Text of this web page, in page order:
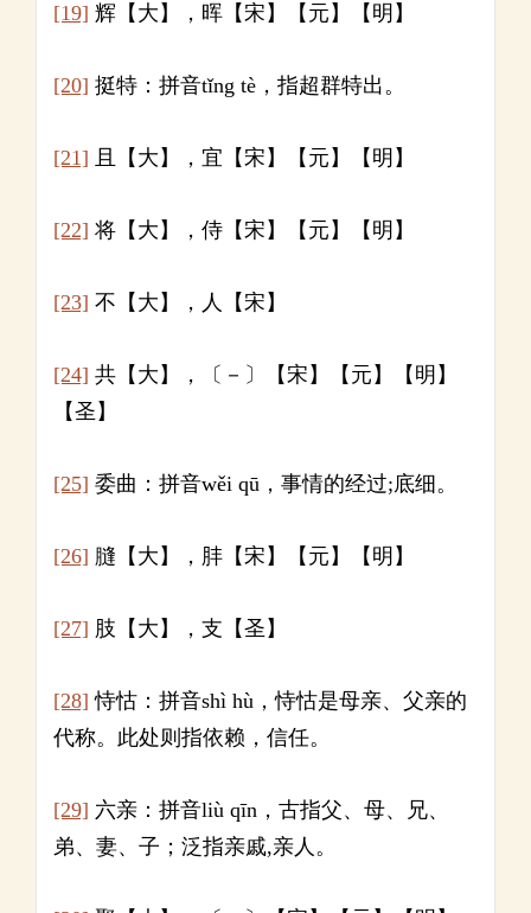
[19] 辉【大】，晖【宋】【元】【明】
[20] 挺特：拼音tǐng tè，指超群特出。
[21] 且【大】，宜【宋】【元】【明】
[22] 将【大】，侍【宋】【元】【明】
[23] 不【大】，人【宋】
[24] 共【大】，〔－〕【宋】【元】【明】
【圣】
[25] 委曲：拼音wěi qū，事情的经过;底细。
[26] 膖【大】，肨【宋】【元】【明】
[27] 肢【大】，支【圣】
[28] 恃怙：拼音shì hù，恃怙是母亲、父亲的
代称。此处则指依赖，信任。
[29] 六亲：拼音liù qīn，古指父、母、兄、
弟、妻、子；泛指亲戚,亲人。